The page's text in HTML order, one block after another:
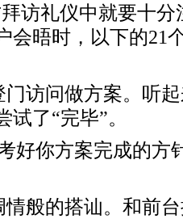
访礼仪中就要十
会晤时，以下的21
门访问做方案。听
了“完毕”。
好你方案完成的方
情般的搭讪。和前